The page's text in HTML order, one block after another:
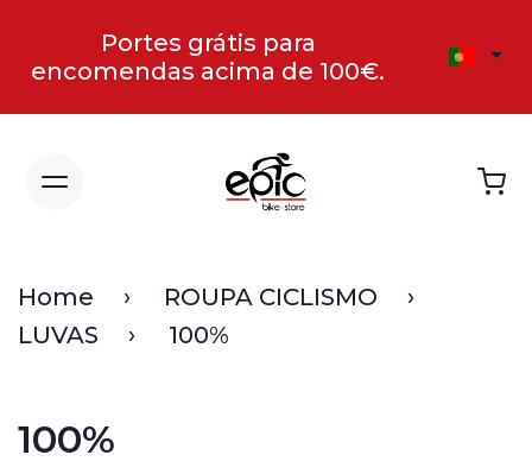
Portes grátis para
encomendas acima de 100€.
Home
ROUPA CICLISMO
LUVAS
100%
100%